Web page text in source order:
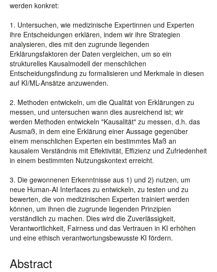
werden konkret:
1. Untersuchen, wie medizinische Expertinnen und Experten
ihre Entscheidungen erklären, indem wir ihre Strategien
analysieren, dies mit den zugrunde liegenden
Erklärungsfaktoren der Daten vergleichen, um so ein
strukturelles Kausalmodell der menschlichen
Entscheidungsfindung zu formalisieren und Merkmale in diesen
auf KI/ML-Ansätze anzuwenden.
2. Methoden entwickeln, um die Qualität von Erklärungen zu
messen, und untersuchen wann dies ausreichend ist; wir
werden Methoden entwickeln "Kausalität" zu messen, d.h. das
Ausmaß, in dem eine Erklärung einer Aussage gegenüber
einem menschlichen Experten ein bestimmtes Maß an
kausalem Verständnis mit Effektivität, Effizienz und Zufriedenheit
in einem bestimmten Nutzungskontext erreicht.
3. Die gewonnenen Erkenntnisse aus 1) und 2) nutzen, um
neue Human-AI Interfaces zu entwickeln, zu testen und zu
bewerten, die von medizinischen Experten trainiert werden
können, um ihnen die zugrunde liegenden Prinzipien
verständlich zu machen. Dies wird die Zuverlässigkeit,
Verantwortlichkeit, Fairness und das Vertrauen in KI erhöhen
und eine ethisch verantwortungsbewusste KI fördern.
Abstract